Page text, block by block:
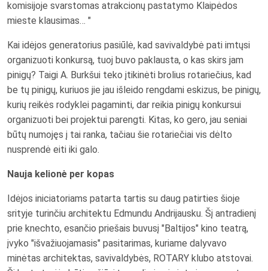
komisijoje svarstomas atrakcionų pastatymo Klaipėdos
mieste klausimas… "
Kai idėjos generatorius pasiūlė, kad savivaldybė pati imtųsi
organizuoti konkursą, tuoj buvo paklausta, o kas skirs jam
pinigų? Taigi A. Burkšui teko įtikinėti brolius rotariečius, kad
be tų pinigų, kuriuos jie jau išleido rengdami eskizus, be pinigų,
kurių reikės rodyklei pagaminti, dar reikia pinigų konkursui
organizuoti bei projektui parengti. Kitas, ko gero, jau seniai
būtų numojęs į tai ranka, tačiau šie rotariečiai vis dėlto
nusprendė eiti iki galo.
Nauja kelionė per kopas
Idėjos iniciatoriams patarta tartis su daug patirties šioje
srityje turinčiu architektu Edmundu Andrijausku. Šį antradienį
prie knechto, esančio priešais buvusį "Baltijos" kino teatrą,
įvyko "išvažiuojamasis" pasitarimas, kuriame dalyvavo
minėtas architektas, savivaldybės, ROTARY klubo atstovai.